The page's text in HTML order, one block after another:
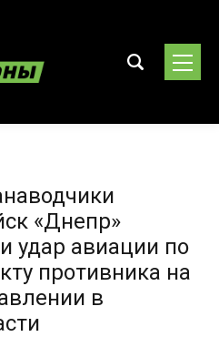
«Днепр»
удар авиации по
противника на
в